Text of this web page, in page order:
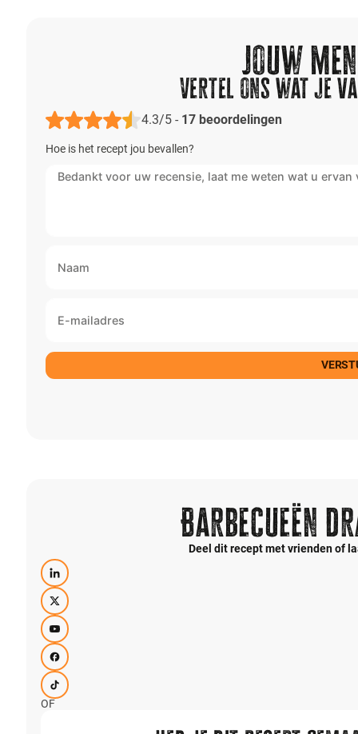
Jouw
Vertel ons wat je
4.3/5 - 17 beoordelingen
Hoe is het recept jou bevallen?
Barbecueën
Deel dit recept met vrienden of
OF